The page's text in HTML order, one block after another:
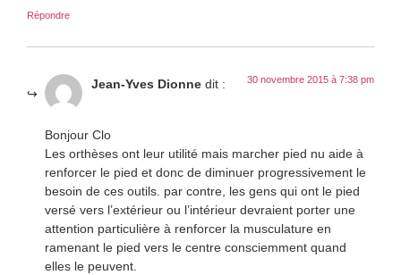
Répondre
Jean-Yves Dionne dit : 30 novembre 2015 à 7:38 pm
Bonjour Clo
Les orthèses ont leur utilité mais marcher pied nu aide à
renforcer le pied et donc de diminuer progressivement le
besoin de ces outils. par contre, les gens qui ont le pied
versé vers l’extérieur ou l’intérieur devraient porter une
attention particulière à renforcer la musculature en
ramenant le pied vers le centre consciemment quand
elles le peuvent.